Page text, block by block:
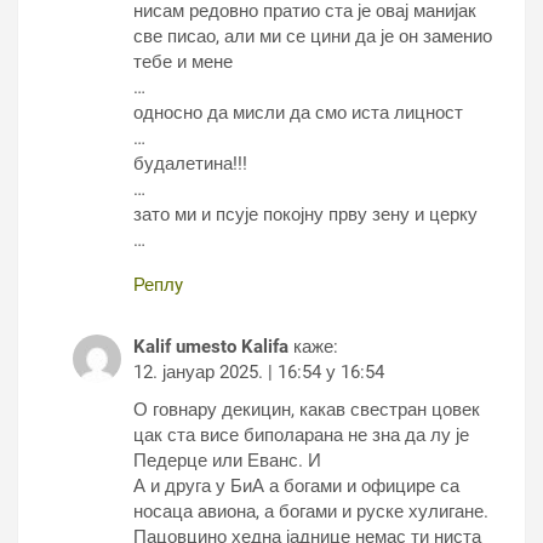
нисам редовно пратио ста је овај манијак
све писао, али ми се цини да је он заменио
тебе и мене
…
односно да мисли да смо иста лицност
…
будалетина!!!
…
зато ми и псује покојну прву зену и церку
…
Реплy
Kalif umesto Kalifa каже:
12. јануар 2025. | 16:54 у 16:54
О говнару декицин, какав свестран цовек
цак ста висе биполарана не зна да лу је
Педерце или Еванс. И
А и друга у БиА а богами и официре са
носаца авиона, а богами и руске хулигане.
Пацовцино хедна јаднице немас ти ниста